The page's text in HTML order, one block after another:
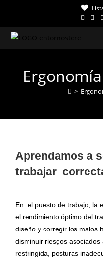
>
Aprendamos a
trabajar
En el puesto de trabajo, la
el rendimiento óptimo del
diseño y corregir los malos
disminuir riesgos
restringida, posturas